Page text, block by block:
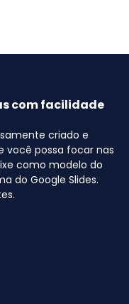
com facilidade
criado e
você possa focar nas
como modelo do
do Google Slides.